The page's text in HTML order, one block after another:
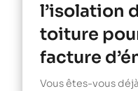
l’isolation
toiture
facture
Vous êtes-vous